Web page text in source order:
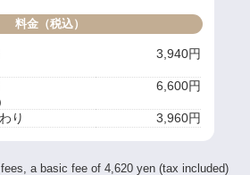
料金（税込）
3,940円
6,600円
り 3,960円
a basic fee of 4,620 yen (tax included)